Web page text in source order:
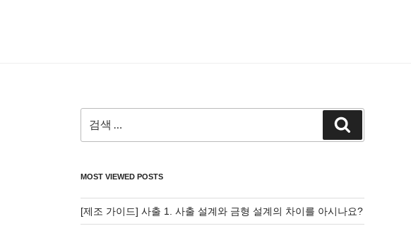
색:
색
MOST VIEWED POSTS
[제조 가이드] 사출 1. 사출 설계와 금형 설계의 차이를 아시나요?